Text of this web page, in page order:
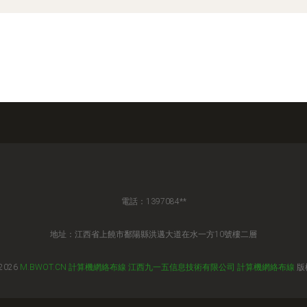
電話：1397084**
地址：江西省上饒市鄱陽縣洪邁大道在水一方10號樓二層
M.BWOT.CN 計算機網絡布線 江西九一五信息技術有限公司 計算機網絡布線